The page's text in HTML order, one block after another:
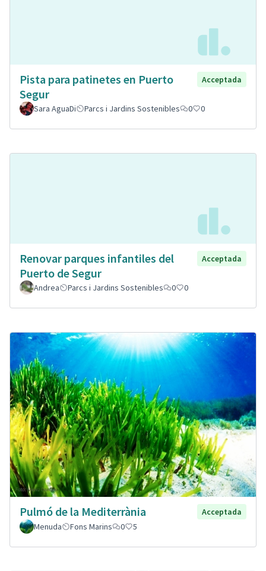
Pista para patinetes en Puerto
Segur
Acceptada
Sara AguaDi Parcs i Jardins Sostenibles 0 0
Renovar parques infantiles del
Puerto de Segur
Acceptada
Andrea Parcs i Jardins Sostenibles 0 0
Pulmó de la Mediterrània
Acceptada
Menuda
Fons Marins 0 5